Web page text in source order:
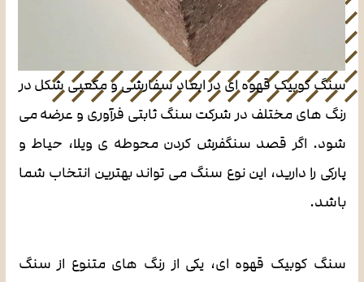
سنگ کوبیک قهوه ای در ابعاد سفارشی و مکعبی شکل در
رنگ های مختلف در شرکت سنگ ثابتی فرآوری و عرضه می
شود. اگر قصد سنگفرش کردن محوطه ی ویلا، حیاط و
پارکی را دارید، این نوع سنگ می تواند بهترین انتخاب شما
باشد.
سنگ کوبیک قهوه ای، یکی از رنگ های متنوع از سنگ